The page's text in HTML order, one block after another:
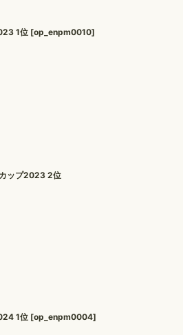
1位 [op_enpm0010]
カップ2023 2位
1位 [op_enpm0004]